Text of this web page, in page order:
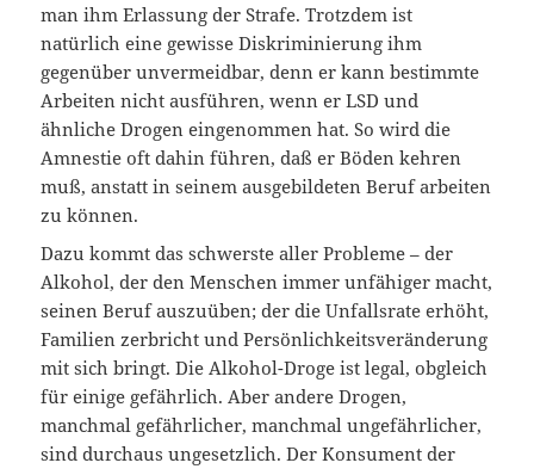
man ihm Erlassung der Strafe. Trotzdem ist
natürlich eine gewisse Diskriminierung ihm
gegenüber unvermeidbar, denn er kann bestimmte
Arbeiten nicht ausführen, wenn er LSD und
ähnliche Drogen eingenommen hat. So wird die
Amnestie oft dahin führen, daß er Böden kehren
muß, anstatt in seinem ausgebildeten Beruf arbeiten
zu können.
Dazu kommt das schwerste aller Probleme – der
Alkohol, der den Menschen immer unfähiger macht,
seinen Beruf auszuüben; der die Unfallsrate erhöht,
Familien zerbricht und Persönlichkeitsveränderung
mit sich bringt. Die Alkohol-Droge ist legal, obgleich
für einige gefährlich. Aber andere Drogen,
manchmal gefährlicher, manchmal ungefährlicher,
sind durchaus ungesetzlich. Der Konsument der